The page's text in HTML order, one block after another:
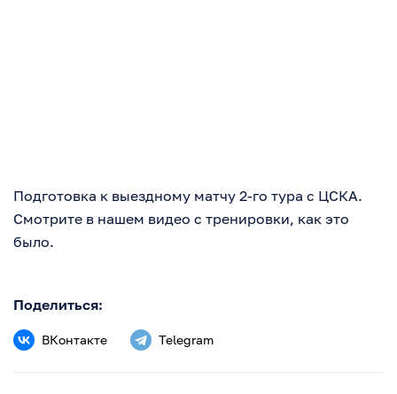
Подготовка к выездному матчу 2-го тура с ЦСКА.
Смотрите в нашем видео с тренировки, как это
было.
Поделиться:
ВКонтакте Telegram